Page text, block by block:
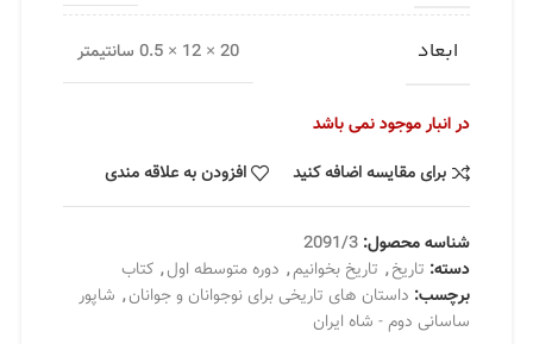
ابعاد 20 × 12 × 0.5 سانتیمتر
در انبار موجود نمی باشد
برای مقایسه اضافه کنید
افزودن به علاقه مندی
شناسه محصول: 2091/3
دسته: تاریخ, تاریخ بخوانیم, دوره متوسطه اول, کتاب
برچسب: داستان های تاریخی برای نوجوانان و جوانان, شاپور
ساسانی دوم - شاه ایران